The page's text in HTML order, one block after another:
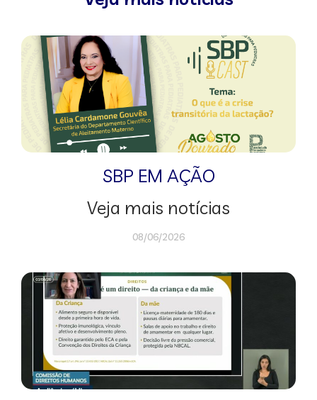
SBP EM AÇÃO
Veja mais notícias
08/06/2026